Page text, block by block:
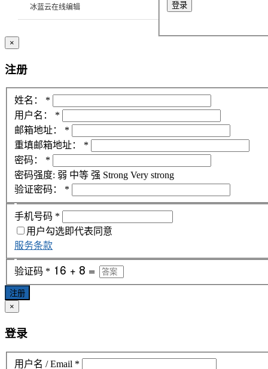
冰蓝云在线编辑 登录
×
注册
姓名：
*
用户名：
*
邮箱地址：
*
重填邮箱地址：
*
密码：
*
密码强度: 弱 中等 强 Strong Very strong
验证密码：
*
手机号码 *
用户勾选即代表同意
服务条款
验证码 *
注册
×
登录
用户名 / Email *